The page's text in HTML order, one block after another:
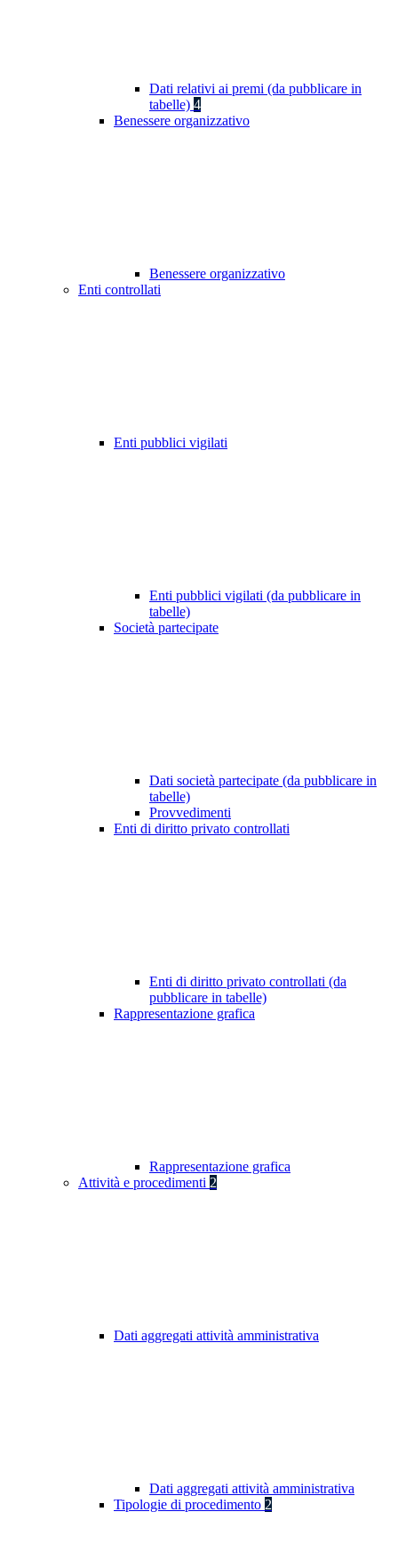
Dati relativi ai premi (da pubblicare in
tabelle) 4
Benessere organizzativo
Benessere organizzativo
Enti controllati
Enti pubblici vigilati
Enti pubblici vigilati (da pubblicare in
tabelle)
Società partecipate
Dati società partecipate (da pubblicare in
tabelle)
Provvedimenti
Enti di diritto privato controllati
Enti di diritto privato controllati (da
pubblicare in tabelle)
Rappresentazione grafica
Rappresentazione grafica
Attività e procedimenti 2
Dati aggregati attività amministrativa
Dati aggregati attività amministrativa
Tipologie di procedimento 2